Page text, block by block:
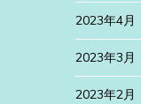
2023年4月
2023年3月
2023年2月